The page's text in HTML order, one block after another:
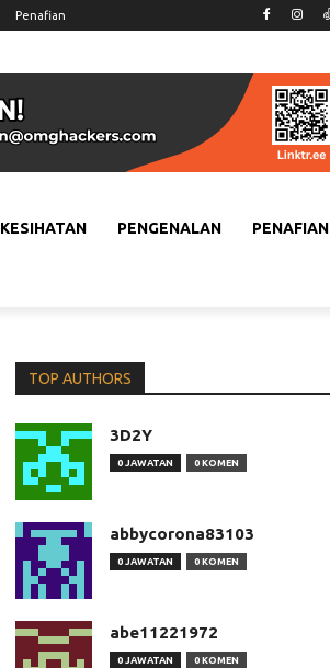
Penafian
KESIHATAN PENGENALAN PENAFIAN
TOP AUTHORS
3D2Y
0 JAWATAN 0 KOMEN
abbycorona83103
0 JAWATAN 0 KOMEN
abe11221972
0 JAWATAN 0 KOMEN